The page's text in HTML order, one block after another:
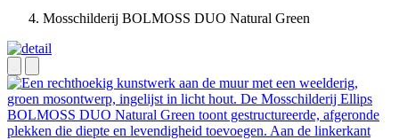
Mosschilderij BOLMOSS DUO Natural Green